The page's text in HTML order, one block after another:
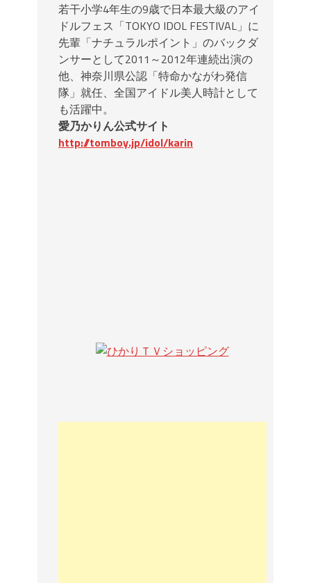
若干小学4年生の9歳で日本最大級のアイ
ドルフェス「TOKYO IDOL FESTIVAL」に
先輩「ナチュラルポイント」のバックダ
ンサーとして2011～2012年連続出演の
他、神奈川県公認「特命かながわ発信
隊」就任、全国アイドル美人時計として
も活躍中。
愛乃かりん公式サイト
http://tomboy.jp/idol/karin